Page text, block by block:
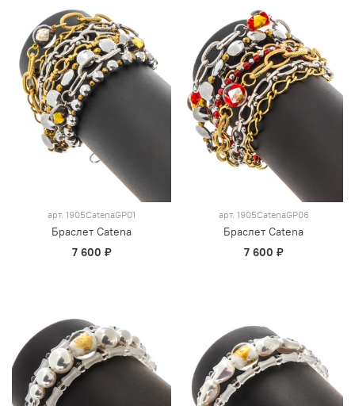
арт. 1905CatenaGP01
Браслет Catena
7 600 ₽
арт. 1905CatenaGP06
Браслет Catena
7 600 ₽